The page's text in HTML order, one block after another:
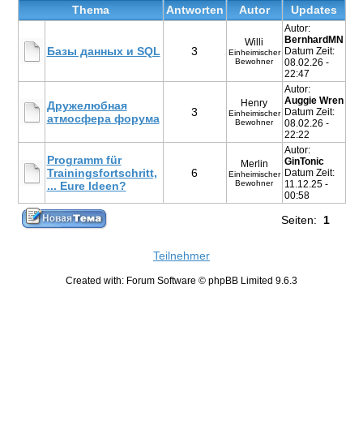
Thema
Antworten Autor Updates
Базы данных и SQL 3
Willi
Einheimischer
Bewohner
Autor:
BernhardMN
Datum Zeit:
08.02.26 -
22:47
Дружелюбная
атмосфера форума
3
Henry
Einheimischer
Bewohner
Autor:
Auggie Wren
Datum Zeit:
08.02.26 -
22:22
Programm für
Trainingsfortschritt,
... Eure Ideen?
6
Merlin
Einheimischer
Bewohner
Autor:
GinTonic
Datum Zeit:
11.12.25 -
00:58
Seiten: 1
Teilnehmer
Created with: Forum Software © phpBB Limited 9.6.3